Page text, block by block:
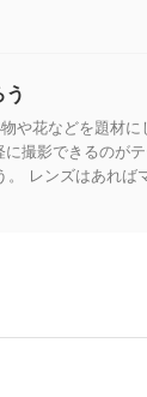
や花などを題材
撮影できるのが
。 レンズはあれば